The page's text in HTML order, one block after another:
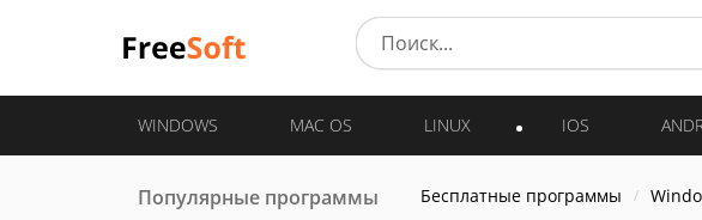
WINDOWS MAC OS LINUX IOS
Популярные программы Бесплатные программы